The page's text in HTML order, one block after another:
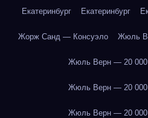
Екатеринбург Екатеринбург
Жорж Санд — Консуэло Жюль
Жюль Верн — 20 000
Жюль Верн — 20 000
Жюль Верн — 20 000